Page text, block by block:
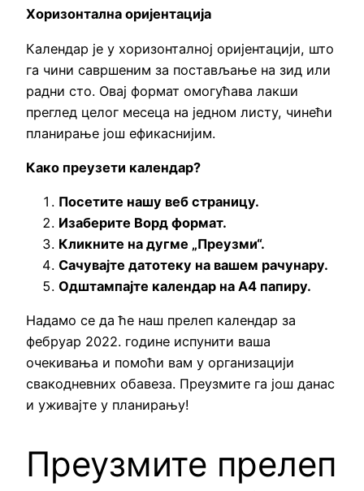
Хоризонтална оријентација
Календар је у хоризонталној оријентацији, што
га чини савршеним за постављање на зид или
радни сто. Овај формат омогућава лакши
преглед целог месеца на једном листу, чинећи
планирање још ефикаснијим.
Како преузети календар?
Посетите нашу веб страницу.
Изаберите Ворд формат.
Кликните на дугме „Преузми“.
Сачувајте датотеку на вашем рачунару.
Одштампајте календар на А4 папиру.
Надамо се да ће наш прелеп календар за
фебруар 2022. године испунити ваша
очекивања и помоћи вам у организацији
свакодневних обавеза. Преузмите га још данас
и уживајте у планирању!
Преузмите прелеп